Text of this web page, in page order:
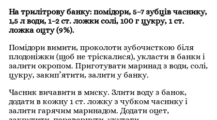
На трилітрову банку: помідори, 5–7 зубців часнику,
1,5 л води, 1–2 ст. ложки солі, 100 г цукру, 1 ст.
ложка оцту (9%).
Помідори вимити, проколоти зубочисткою біля
плодоніжки (щоб не тріскалися), укласти в банки і
залити окропом. Приготувати маринад з води, солі,
цукру, закип’ятити, залити у банку.
Часник вичавити в миску. Злити воду з банок,
додати в кожну 1 ст. ложку з чубком часнику і
залити гарячим маринадом. Додати оцет,